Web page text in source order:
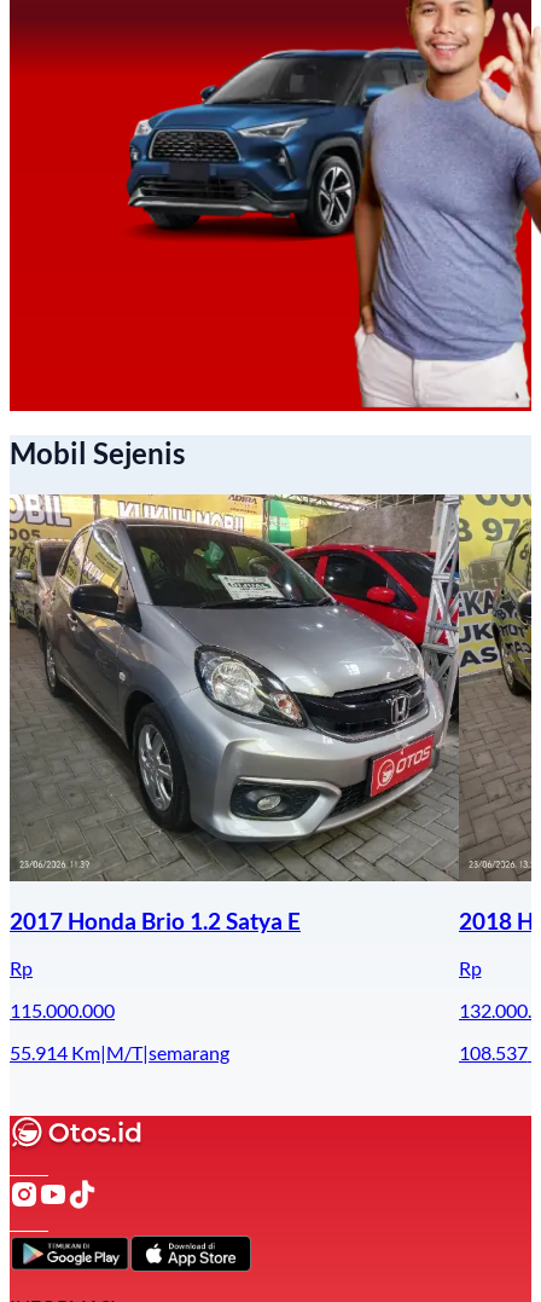
Mobil Sejenis
2017 Honda Brio 1.2 Satya E
Rp
115.000.000
55.914 Km|M/T|semarang
2018
Rp
108.537